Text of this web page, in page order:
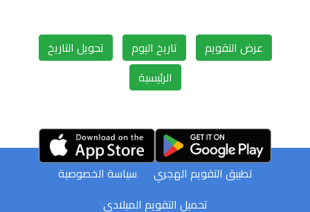
عرض التقويم تاريخ اليوم
تحويل التاريخ
الرئيسية
سياسة الخصوصية
تطبيق التقويم الهجري
تحميل التقويم الميلادي